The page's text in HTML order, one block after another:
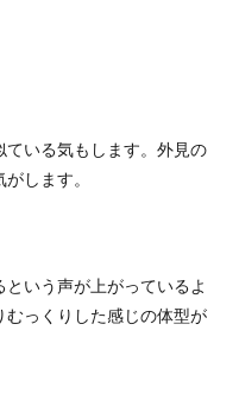
ている気もします。外見の
します。
いう声が上がっているよ
むっくりした感じの体型が